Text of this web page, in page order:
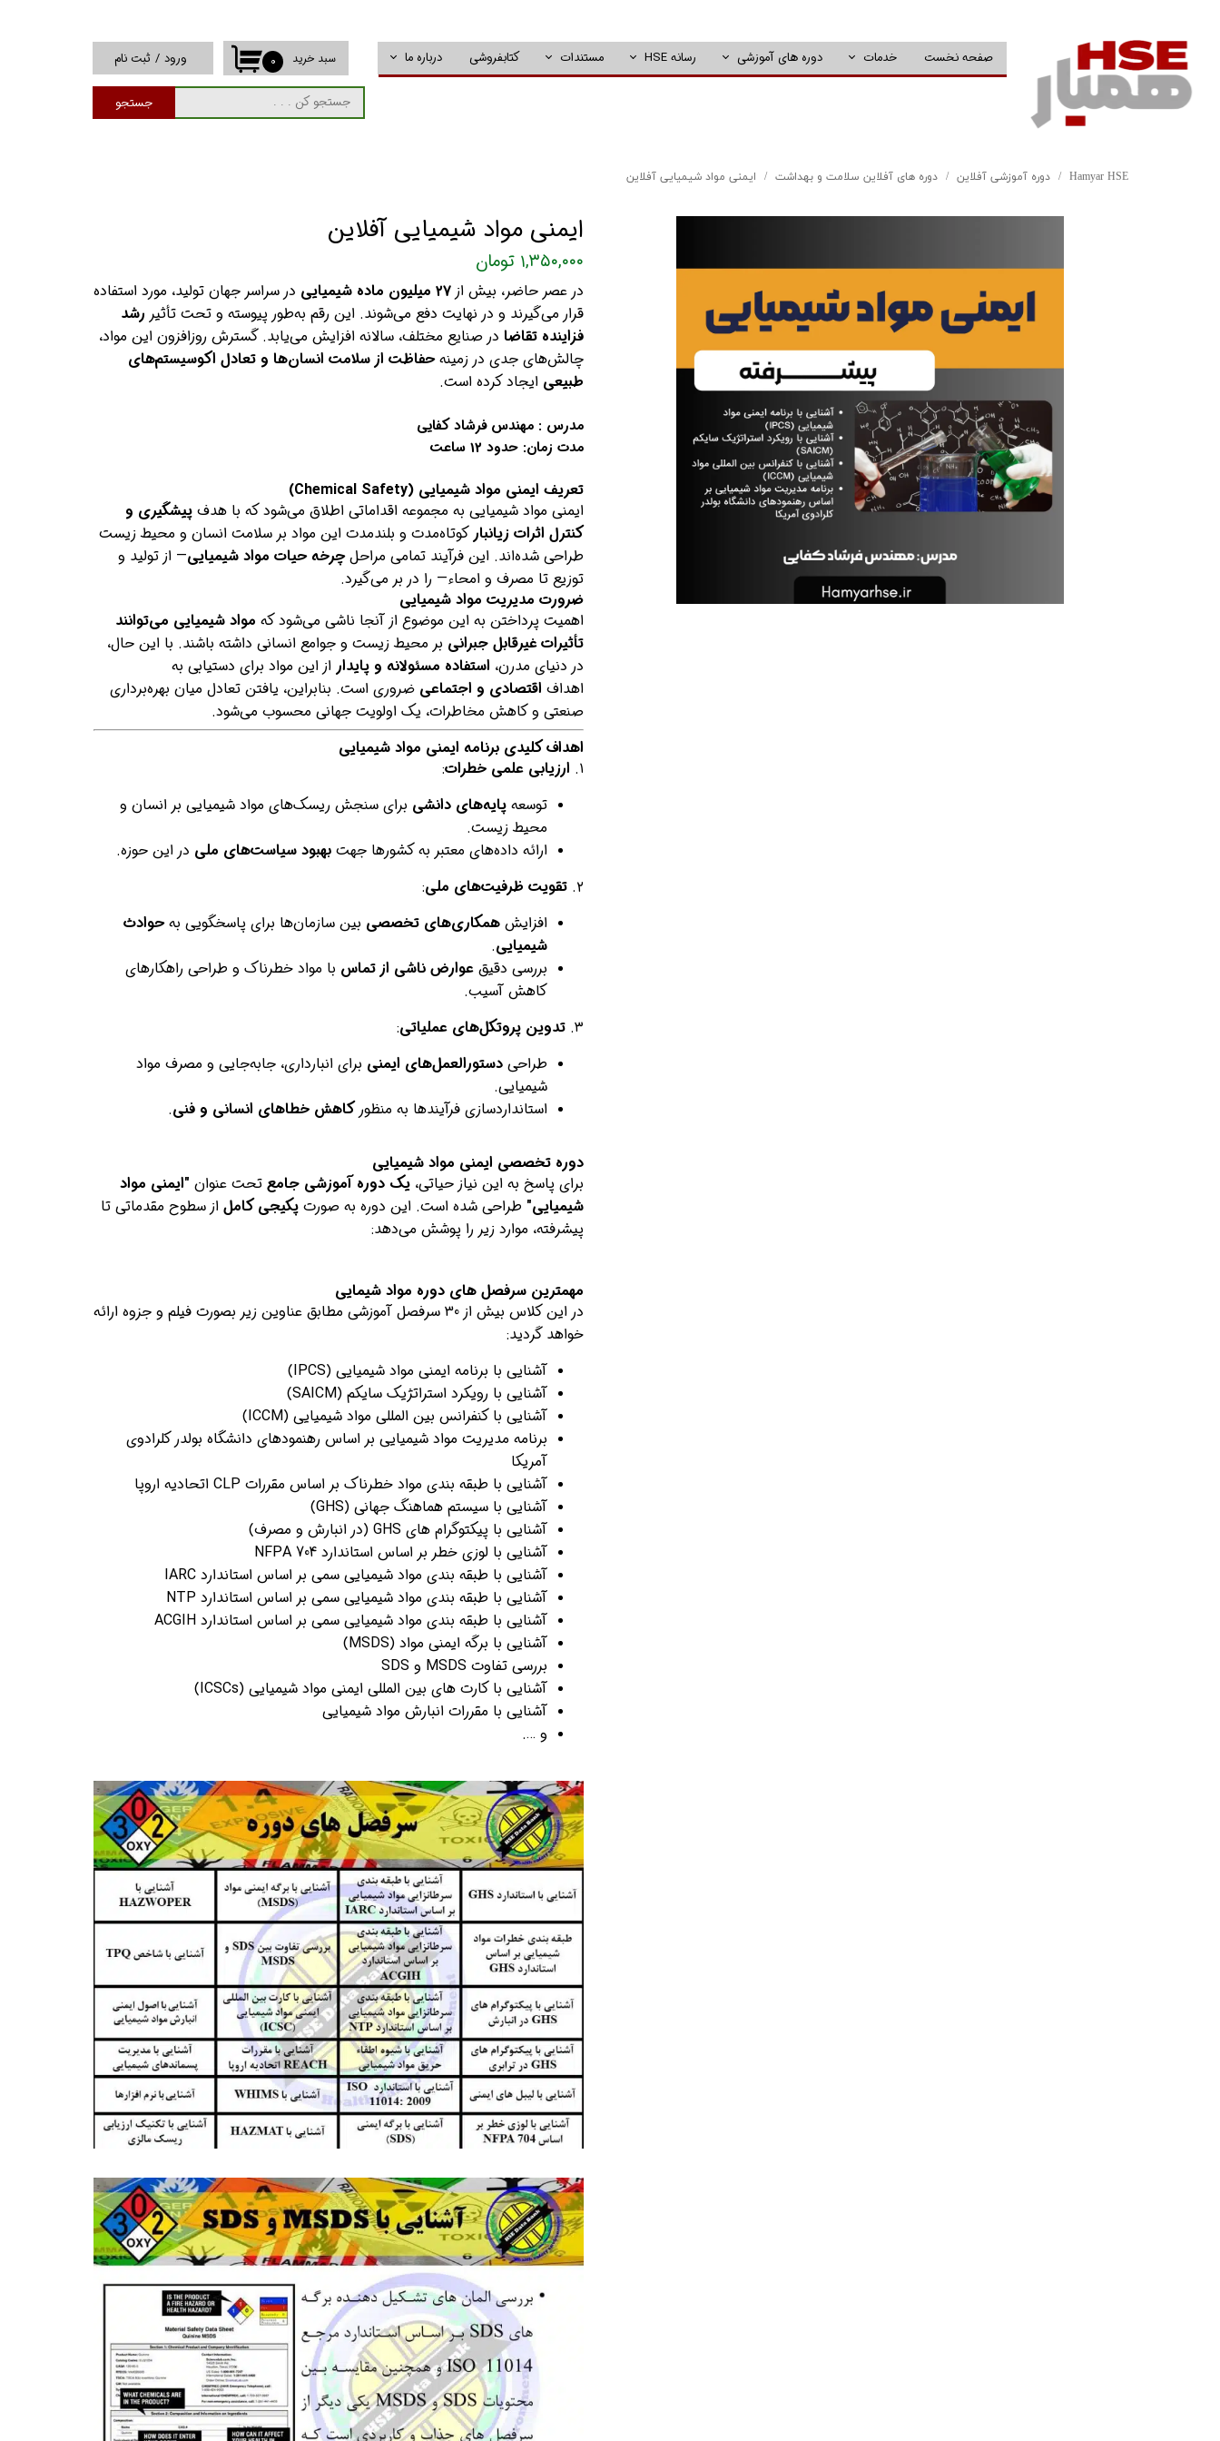
صفحه نخست خدمات دوره های آموزشی رسانه HSE
پادکست Safety Cast
مستندات کتابفروشی درباره ما
جستجو
۰ سبد خرید ورود / ثبت نام
حساب کاربری من
تغییر گذر واژه
Hamyar HSE دوره آموزشی آفلاین دوره های آفلاین سلامت و بهداشت ایمنی مواد شیمیایی آفلاین
ایمنی مواد شیمیایی آفلاین
۱,۳۵۰,۰۰۰ تومان
در عصر حاضر، بیش از ۲۷ میلیون ماده شیمیایی
در سراسر جهان تولید، مورد استفاده
قرار می‌گیرند و در نهایت دفع می‌شوند. این رقم به‌طور پیوسته و تحت تأثیر رشد
فزاینده تقاضادر صنایع مختلف، سالانه افزایش می‌یابد. گسترش روزافزون این مواد،
چالش‌های جدی در زمینهحفاظت از سلامت انسان‌ها و تعادل اکوسیستم‌های
طبیعی ایجاد کرده است.
مدرس : مهندس فرشاد کفایی
مدت زمان: حدود 12 ساعت
تعریف ایمنی مواد شیمیایی (Chemical Safety)
ایمنی مواد شیمیایی به مجموعه اقداماتی اطلاق می‌شود که با هدف پیشگیری و
کنترل اثرات زیانبار کوتاه‌مدت و بلندمدت این مواد بر سلامت انسان و محیط زیست
طراحی شده‌اند. این فرآیند تمامی مراحلچرخه حیات مواد شیمیایی— از تولید و
توزیع تا مصرف و امحاء— را در بر می‌گیرد.
ضرورت مدیریت مواد شیمیایی
اهمیت پرداختن به این موضوع از آنجا ناشی می‌شود که مواد شیمیایی می‌توانند
تأثیرات غیرقابل جبرانی بر محیط زیست و جوامع انسانی داشته باشند. با این حال،
در دنیای مدرن، استفاده مسئولانه و پایدار از این مواد برای دستیابی به
اهداف اقتصادی و اجتماعی ضروری است. بنابراین، یافتن تعادل میان بهره‌برداری
صنعتی و کاهش مخاطرات، یک اولویت جهانی محسوب می‌شود.
اهداف کلیدی برنامه ایمنی مواد شیمیایی
۱. ارزیابی علمی خطرات:
توسعه پایه‌های دانشی برای سنجش ریسک‌های مواد شیمیایی بر انسان و
محیط زیست.
ارائه داده‌های معتبر به کشورها جهت بهبود سیاست‌های ملی در این حوزه.
۲. تقویت ظرفیت‌های ملی:
افزایش همکاری‌های تخصصی بین سازمان‌ها برای پاسخگویی بهحوادث
شیمیایی.
بررسی دقیق عوارض ناشی از تماس با مواد خطرناک و طراحی راهکارهای
کاهش آسیب.
۳. تدوین پروتکل‌های عملیاتی:
طراحی دستورالعمل‌های ایمنی برای انبارداری، جابه‌جایی و مصرف مواد
شیمیایی.
استانداردسازی فرآیندها به منظورکاهش خطاهای انسانی و فنی.
دوره تخصصی ایمنی مواد شیمیایی
برای پاسخ به این نیاز حیاتی، یک دوره آموزشی جامعتحت عنوان "ایمنی مواد
شیمیایی" طراحی شده است. این دوره به صورت پکیجی کاملاز سطوح مقدماتی تا
پیشرفته، موارد زیر را پوشش می‌دهد:
مهمترین سرفصل های دوره مواد شیمایی
در این کلاس بیش از 30 سرفصل آموزشی مطابق عناوین زیر بصورت فیلم و جزوه ارائه
خواهد گردید:
آشنایی با برنامه ایمنی مواد شیمیایی (IPCS)
آشنایی با رویکرد استراتژیک سایکم (SAICM)
آشنایی با کنفرانس بین المللی مواد شیمیایی (ICCM)
برنامه مدیریت مواد شیمیایی بر اساس رهنمودهای دانشگاه بولدر کلرادوی
آمریکا
آشنایی با طبقه بندی مواد خطرناک بر اساس مقررات CLP اتحادیه اروپا
آشنایی با سیستم هماهنگ جهانی (GHS)
آشنایی با پیکتوگرام های GHS (در انبارش و مصرف)
آشنایی با لوزی خطر بر اساس استاندارد NFPA 704
آشنایی با طبقه بندی مواد شیمیایی سمی بر اساس استاندارد IARC
آشنایی با طبقه بندی مواد شیمیایی سمی بر اساس استاندارد NTP
آشنایی با طبقه بندی مواد شیمیایی سمی بر اساس استاندارد ACGIH
آشنایی با برگه ایمنی مواد (MSDS)
بررسی تفاوت MSDS و SDS
آشنایی با کارت های بین المللی ایمنی مواد شیمیایی (ICSCs)
آشنایی با مقررات انبارش مواد شیمیایی
و ….